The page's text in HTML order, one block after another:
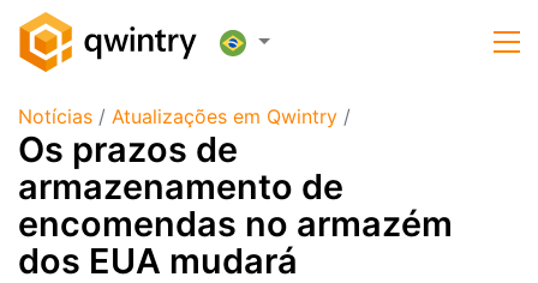
Notícias / Atualizações em Qwintry /
Os prazos de
armazenamento de
encomendas no armazém
dos EUA mudará